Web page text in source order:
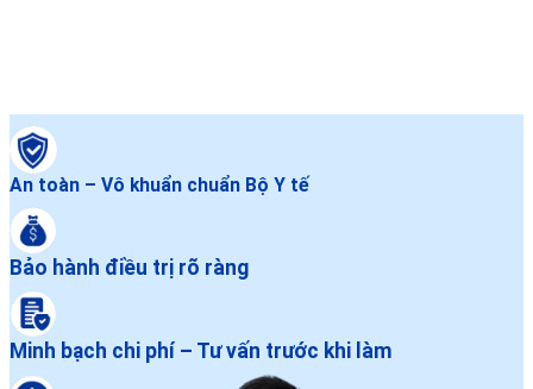
An toàn – Vô khuẩn chuẩn Bộ Y tế
Bảo hành điều trị rõ ràng
Minh bạch chi phí – Tư vấn trước khi làm